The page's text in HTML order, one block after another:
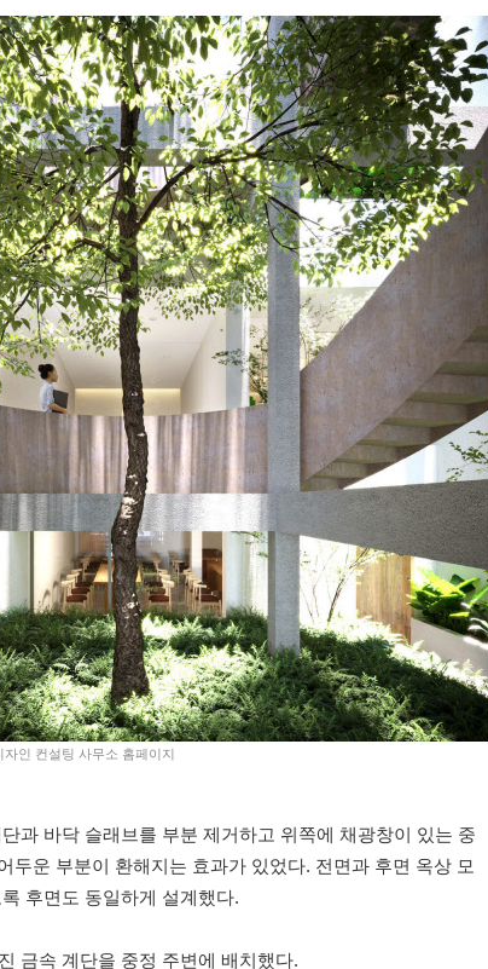
인 컨설팅 사무소 홈페이지
과 바닥 슬래브를 부분 제거하고 위쪽에 채광창이 있는 중
두운 부분이 환해지는 효과가 있었다. 전면과 후면 옥상 모
후면도 동일하게 설계했다.
금속 계단을 중정 주변에 배치했다.